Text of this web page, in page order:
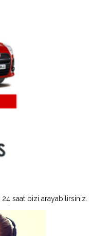
saat bizi arayabilirsiniz.